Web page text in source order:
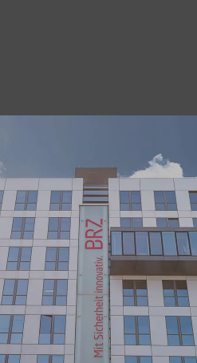
(AMS-Account)
Transformation
Forschungs­netzwerk